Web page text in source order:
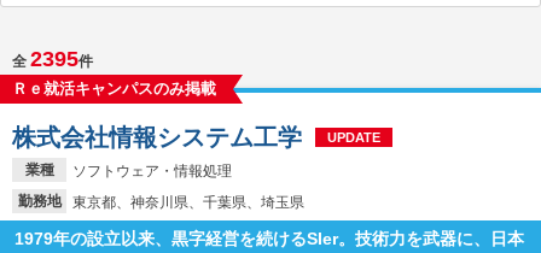
採用情報を探す
説明会を探す
インターンを探す
イベントを探す スカウト お知らせ
就活ノウハウ・サポート
就活支援 就活コラム
全 2395件
Ｒｅ就活キャンパスのみ掲載
業種
ソフトウェア・情報処理
勤務地
東京都、神奈川県、千葉県、埼玉県
株式会社情報システム工学 UPDATE
1979年の設立以来、黒字経営を続けるSIer。技術力を武器に、日本